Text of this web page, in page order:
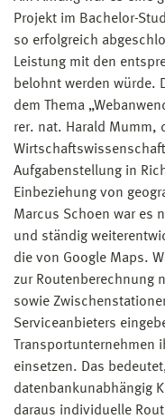
Projekt im Bachelor-
so erfolgreich
Leistung mit den
belohnt werden würde.
dem Thema
rer. nat. Harald Mumm,
Aufgabenstellung in
Einbeziehung von
Marcus Schoen war es
und ständig
die von Google Maps.
zur Routenberechnung
sowie
Serviceanbieters
Transportunternehmen
einsetzen. Das
datenbankunabhängig
daraus individuelle